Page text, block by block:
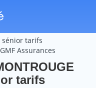
tarifs
Assurances
tarifs